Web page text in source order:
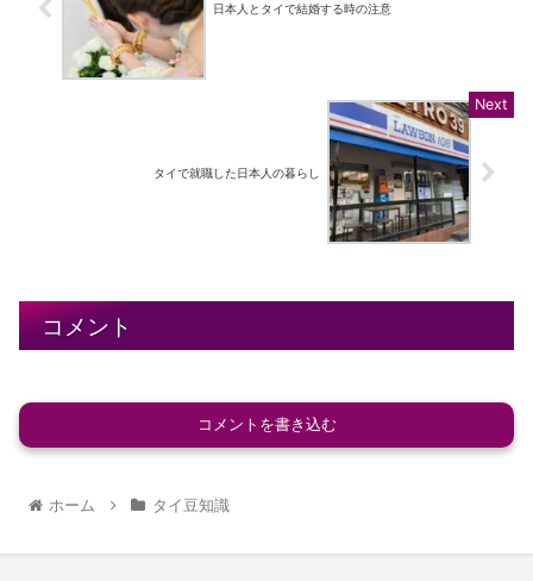
日本人とタイで結婚する時の注意
タイで就職した日本人の暮らし
コメント
コメントを書き込む
ホーム タイ豆知識